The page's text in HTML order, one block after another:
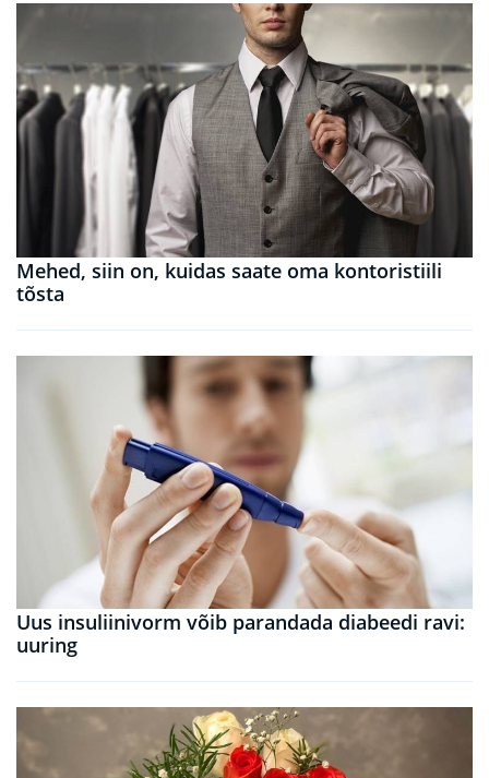
Mehed, siin on, kuidas saate oma kontoristiili
tõsta
Uus insuliinivorm võib parandada diabeedi ravi:
uuring